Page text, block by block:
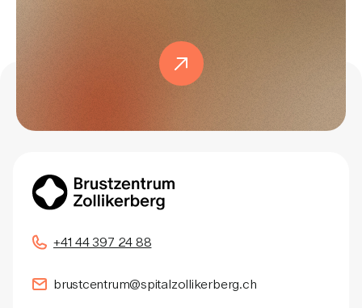
+41 44 397 24 88
brustcentrum@spitalzollikerberg.ch